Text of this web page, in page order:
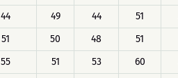
44 49 44 51
51 50 48 51
55 51 53 60